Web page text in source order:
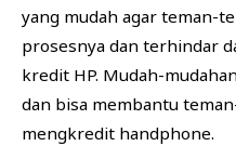
yang mudah agar teman-
prosesnya dan terhindar
kredit HP. Mudah-
dan bisa membantu
mengkredit handphone.